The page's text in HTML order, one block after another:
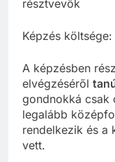
résztvevők
Képzés költsége:
A képzésben
elvégzéséről
gondnokká csak
legalább
rendelkezik és a
vett.